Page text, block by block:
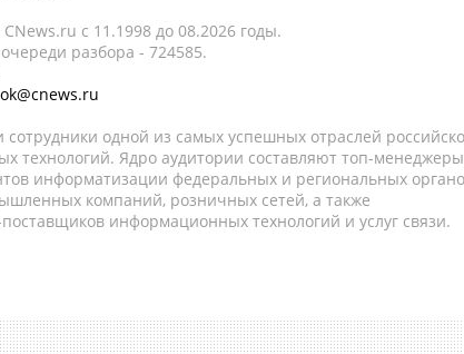
c 11.1998 до 08.2026 годы.
разбора - 724585.
одной из самых успешных отраслей
технологий. Ядро аудитории составляют топ-
информатизации федеральных и региональных
компаний, розничных сетей, а также
информационных технологий и услуг связи.